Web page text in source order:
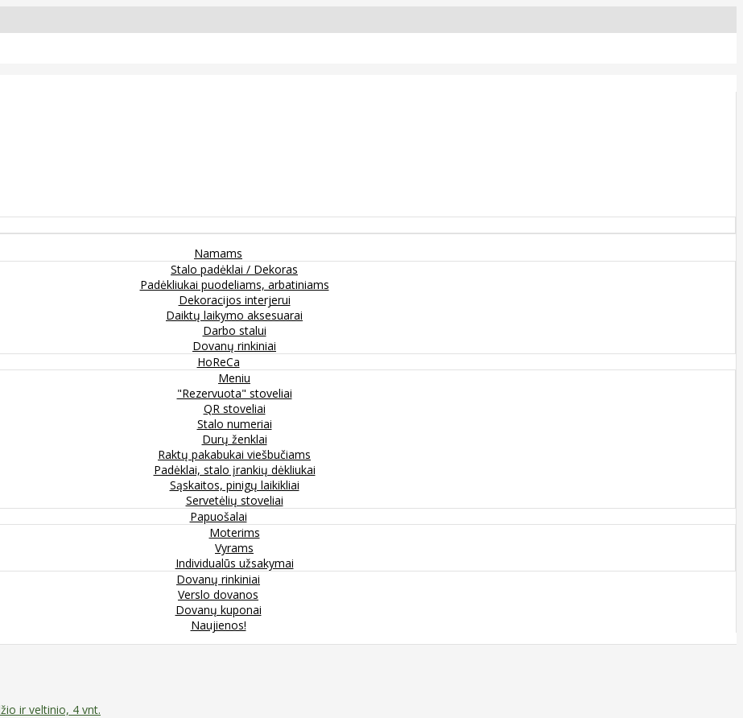
Namams
Stalo padėklai / Dekoras
Padėkliukai puodeliams, arbatiniams
Dekoracijos interjerui
Daiktų laikymo aksesuarai
Darbo stalui
Dovanų rinkiniai
HoReCa
Meniu
"Rezervuota" stoveliai
QR stoveliai
Stalo numeriai
Durų ženklai
Raktų pakabukai viešbučiams
Padėklai, stalo įrankių dėkliukai
Sąskaitos, pinigų laikikliai
Servetėlių stoveliai
Papuošalai
Moterims
Vyrams
Individualūs užsakymai
Dovanų rinkiniai
Verslo dovanos
Dovanų kuponai
Naujienos!
ir veltinio, 4 vnt.